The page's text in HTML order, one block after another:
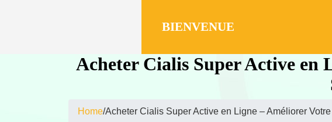
BIENVENUE​
Acheter Cialis Super Active en
Home/Acheter Cialis Super Active en Ligne – Améliorer